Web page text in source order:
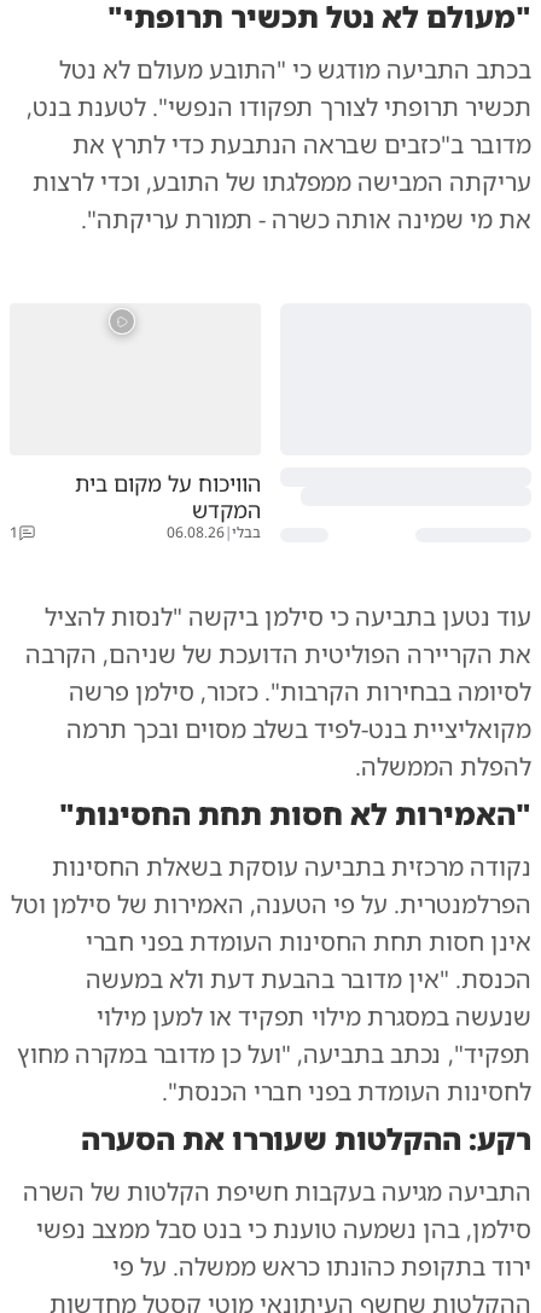
"מעולם לא נטל תכשיר תרופתי"
בכתב התביעה מודגש כי "התובע מעולם לא נטל
תכשיר תרופתי לצורך תפקודו הנפשי". לטענת בנט,
מדובר ב"כזבים שבראה הנתבעת כדי לתרץ את
עריקתה המבישה ממפלגתו של התובע, וכדי לרצות
את מי שמינה אותה כשרה - תמורת עריקתה".
הוויכוח על מקום בית
המקדש
בבלי|
06.08.26
1
עוד נטען בתביעה כי סילמן ביקשה "לנסות להציל
את הקריירה הפוליטית הדועכת של שניהם, הקרבה
לסיומה בבחירות הקרבות". כזכור, סילמן פרשה
מקואליציית בנט-לפיד בשלב מסוים ובכך תרמה
להפלת הממשלה.
"האמירות לא חסות תחת החסינות"
נקודה מרכזית בתביעה עוסקת בשאלת החסינות
הפרלמנטרית. על פי הטענה, האמירות של סילמן וטל
אינן חסות תחת החסינות העומדת בפני חברי
הכנסת. "אין מדובר בהבעת דעת ולא במעשה
שנעשה במסגרת מילוי תפקיד או למען מילוי
תפקיד", נכתב בתביעה, "ועל כן מדובר במקרה מחוץ
לחסינות העומדת בפני חברי הכנסת".
רקע: ההקלטות שעוררו את הסערה
התביעה מגיעה בעקבות חשיפת הקלטות של השרה
סילמן, בהן נשמעה טוענת כי בנט סבל ממצב נפשי
ירוד בתקופת כהונתו כראש ממשלה. על פי
ההקלטות שחשף העיתונאי מוטי קסטל מחדשות